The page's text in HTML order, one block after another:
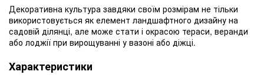
Декоративна культура завдяки своїм розмірам не тільки
використовується як елемент ландшафтного дизайну на
садовій ділянці, але може стати і окрасою тераси, веранди
або лоджії при вирощуванні у вазоні або діжці.
Характеристики